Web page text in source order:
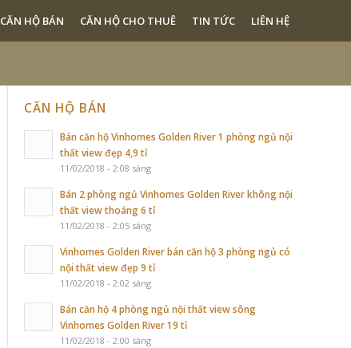
CĂN HỘ BÁN CĂN HỘ CHO THUÊ TIN TỨC LIÊN HỆ
CĂN HỘ BÁN
Bán căn hộ Vinhomes Golden River 1 phòng ngủ nội
thất view đẹp 4,9 tỉ
11/02/2018 - 2:08 sáng
Bán 2 phòng ngủ Vinhomes Golden River không nội
thất view thoáng 6 tỉ
11/02/2018 - 2:05 sáng
Vinhomes Golden River bán căn hộ 3 phòng ngủ có
nội thất view đẹp 9 tỉ
11/02/2018 - 2:02 sáng
Bán căn hộ 4 phòng ngủ nội thất view sông
Vinhomes Golden River 19 tỉ
11/02/2018 - 2:00 sáng